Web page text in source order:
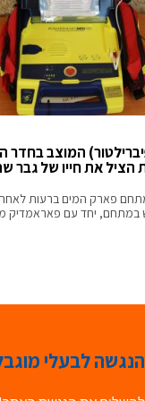
המוצב בחדר
הציל את חייו של גבר
במתחם פארק המים ברעות
במתחם, יחד עם פאראמדיק
לבעלי